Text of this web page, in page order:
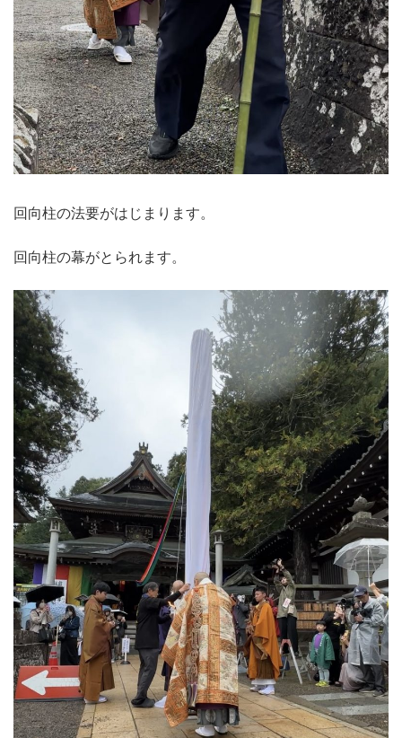
回向柱の法要がはじまります。
回向柱の幕がとられます。